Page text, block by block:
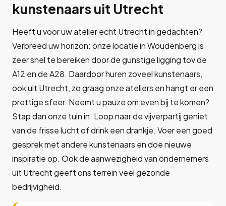
kunstenaars uit Utrecht
Heeft u voor uw atelier echt Utrecht in gedachten?
Verbreed uw horizon: onze locatie in Woudenberg is
zeer snel te bereiken door de gunstige ligging tov de
A12 en de A28. Daardoor huren zoveel kunstenaars,
ook uit Utrecht, zo graag onze ateliers en hangt er een
prettige sfeer. Neemt u pauze om even bij te komen?
Stap dan onze tuin in. Loop naar de vijverpartij geniet
van de frisse lucht of drink een drankje. Voer een goed
gesprek met andere kunstenaars en doe nieuwe
inspiratie op. Ook de aanwezigheid van ondernemers
uit Utrecht geeft ons terrein veel gezonde
bedrijvigheid.